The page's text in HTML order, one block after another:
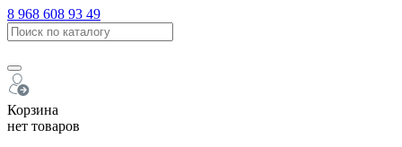
8 968 608 93 49
Корзина
нет товаров